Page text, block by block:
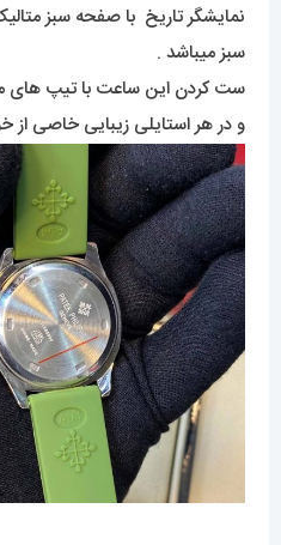
نمایشگر تاریخ با صفحه سبز
سبز میباشد .
ست کردن این ساعت با تیپ های
و در هر استایلی زیبایی خاصی از